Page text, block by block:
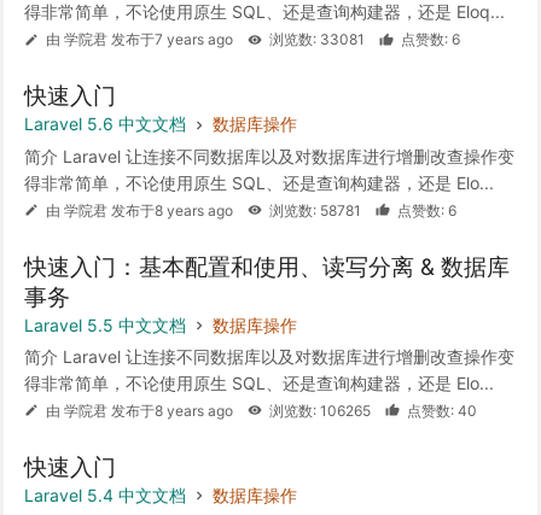
得非常简单，不论使用原生 SQL、还是查询构建器，还是 Eloq...
由 学院君 发布于7 years ago 浏览数: 33081 点赞数: 6
快速入门
Laravel 5.6 中文文档
数据库操作
简介 Laravel 让连接不同数据库以及对数据库进行增删改查操作变
得非常简单，不论使用原生 SQL、还是查询构建器，还是 Elo...
由 学院君 发布于8 years ago 浏览数: 58781 点赞数: 6
快速入门：基本配置和使用、读写分离 & 数据库
事务
Laravel 5.5 中文文档
数据库操作
简介 Laravel 让连接不同数据库以及对数据库进行增删改查操作变
得非常简单，不论使用原生 SQL、还是查询构建器，还是 Elo...
由 学院君 发布于8 years ago 浏览数: 106265 点赞数: 40
快速入门
Laravel 5.4 中文文档
数据库操作